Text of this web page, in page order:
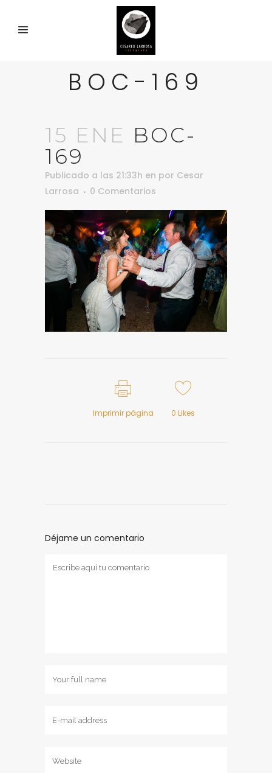
BOC-169
15 ENE BOC-
169
Publicado a las 21:33h en por Cesar
Larrosa
0 Comentarios
Imprimir página 0 Likes
Déjame un comentario